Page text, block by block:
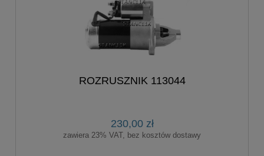
ROZRUSZNIK 113044
230,00 zł
zawiera 23% VAT, bez kosztów dostawy